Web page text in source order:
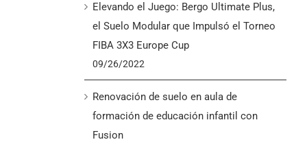
Elevando el Juego: Bergo Ultimate Plus,
el Suelo Modular que Impulsó el Torneo
FIBA 3X3 Europe Cup
09/26/2022
Renovación de suelo en aula de
formación de educación infantil con
Fusion